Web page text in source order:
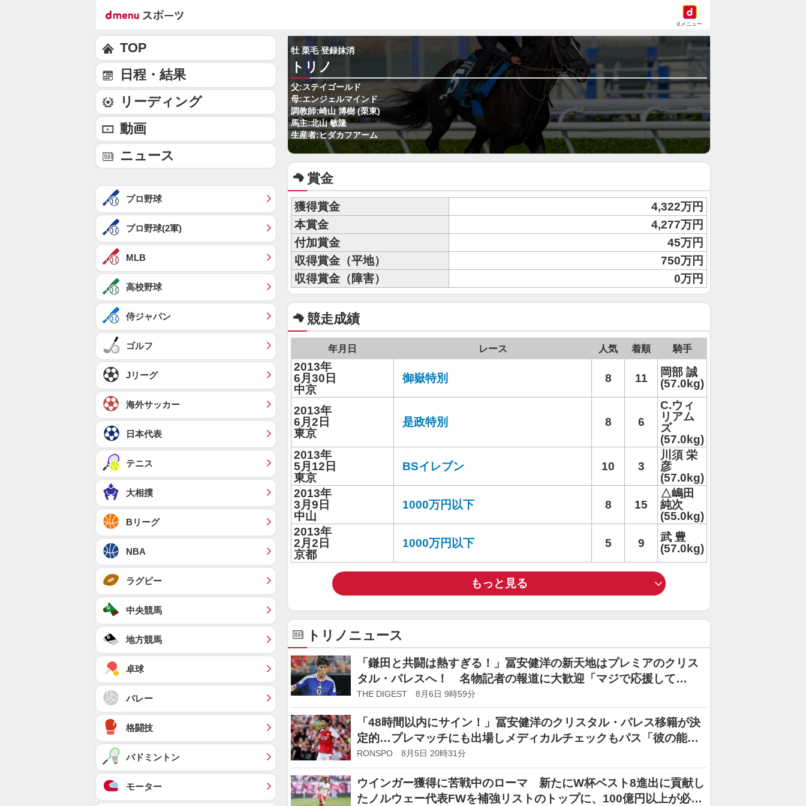
dメニュー
牡 栗毛 登録抹消
トリノ
父:ステイゴールド
母:エンジェルマインド
調教師:崎山 博樹 (栗東)
馬主:北山 敏隆
生産者:ヒダカフアーム
賞金
獲得賞金
4,322万円
本賞金
4,277万円
付加賞金
45万円
収得賞金（平地）
750万円
収得賞金（障害）
0万円
競走成績
年月日 レース 人気 着順 騎手
2013年
6月30日
中京
御嶽特別 8 11
岡部 誠
(57.0kg)
2013年
6月2日
東京
是政特別 8 6
C.ウィ
リアム
ズ
(57.0kg)
2013年
5月12日
東京
BSイレブン 10 3
川須 栄
彦
(57.0kg)
2013年
3月9日
中山
1000万円以下 8 15
△嶋田
純次
(55.0kg)
2013年
2月2日
京都
1000万円以下 5 9
武 豊
(57.0kg)
もっと見る
トリノニュース
「鎌田と共闘は熱すぎる！」冨安健洋の新天地はプレミアのクリス
タル・パレスへ！ 名物記者の報道に大歓迎「マジで応援して
る！」「嬉し泣き」
THE DIGEST 8月6日 9時59分
「48時間以内にサイン！」冨安健洋のクリスタル・パレス移籍が決
定的…プレマッチにも出場しメディカルチェックもパス「彼の能力
の高さは疑いようがない」
RONSPO 8月5日 20時31分
ウインガー獲得に苦戦中のローマ 新たにW杯ベスト8進出に貢献し
たノルウェー代表FWを補強リストのトップに、100億円以上が必要
TOP
日程・結果
リーディング
動画
ニュース
プロ野球
プロ野球(2軍)
MLB
高校野球
侍ジャパン
ゴルフ
Jリーグ
海外サッカー
日本代表
テニス
大相撲
Bリーグ
NBA
ラグビー
中央競馬
地方競馬
卓球
バレー
格闘技
バドミントン
モーター